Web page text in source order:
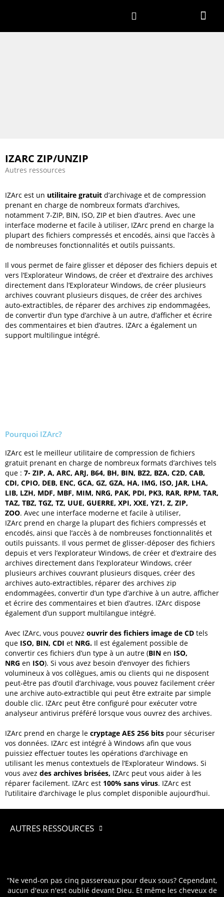
IZARC ZIP/UNZIP
Autres ressources
IZArc est un utilitaire gratuit d’archivage et de compression
prenant en charge de nombreux formats d’archives,
notamment 7-ZIP, BIN, ISO, ZIP et bien d’autres. Avec une
interface moderne et facile à utiliser, IZArc prend en charge la
plupart des fichiers compressés et encodés, ainsi que l’accès à
de nombreuses fonctionnalités et outils puissants.
Il vous permet de faire glisser et déposer des fichiers depuis et
vers l’Explorateur Windows, de créer et d’extraire des archives
directement dans l’Explorateur Windows, de créer plusieurs
archives couvrant plusieurs disques, de créer des archives
auto-extractibles, de réparer des archives zip endommagées,
de convertir d’un type d’archive à un autre, d’afficher et écrire
des commentaires et bien d’autres. IZArc a également un
support multilingue intégré.
Pourquoi IZArc?
IZArc est le meilleur utilitaire de compression de fichiers
gratuit prenant en charge de nombreux formats d’archives tels
que : 7- ZIP, A, ARC, ARJ, B64, BH, BIN, BZ2, BZA, C2D, CAB,
CDI, CPIO, DEB, ENC, GCA, GZ, GZA, HA, IMG, ISO, JAR, LHA,
LIB, LZH, MDF, MBF, MIM, NRG, PAK, PDI, PK3, RAR, RPM, TAR,
TAZ, TBZ, TGZ, TZ, UUE, GUERRE, XPI, XXE, YZ1, Z, ZIP,
ZOO. Avec une interface moderne et facile à utiliser,
IZArc prend en charge la plupart des fichiers compressés et
encodés, ainsi que l’accès à de nombreuses fonctionnalités et
outils puissants. Il vous permet de glisser-déposer des fichiers
depuis et vers l’explorateur Windows, de créer et d’extraire des
archives directement dans l’explorateur Windows, créer
plusieurs archives couvrant plusieurs disques, créer des
archives auto-extractibles, réparer des archives zip
endommagées, convertir d’un type d’archive à un autre, afficher
et écrire des commentaires et bien d’autres. IZArc dispose
également d’un support multilangue intégré.
Avec IZArc, vous pouvez ouvrir des fichiers image de CD tels
que ISO, BIN, CDI et NRG. Il est également possible de
convertir ces fichiers d’un type à un autre (BIN en ISO,
NRG en ISO). Si vous avez besoin d’envoyer des fichiers
volumineux à vos collègues, amis ou clients qui ne disposent
peut-être pas d’outil d’archivage, vous pouvez facilement créer
une archive auto-extractible qui peut être extraite par simple
double clic. IZArc peut être configuré pour exécuter votre
analyseur antivirus préféré lorsque vous ouvrez des archives.
IZArc prend en charge le cryptage AES 256 bits pour sécuriser
vos données. IZArc est intégré à Windows afin que vous
puissiez effectuer toutes les opérations d’archivage en
utilisant les menus contextuels de l’Explorateur Windows. Si
vous avez des archives brisées, IZArc peut vous aider à les
réparer facilement. IZArc est 100% sans virus. IZArc est
l’utilitaire d’archivage le plus complet disponible aujourd’hui.
AUTRES RESSOURCES
“Ne vend-on pas cinq passereaux pour deux sous? Cependant,
aucun d'eux n'est oublié devant Dieu. Et même les cheveux de